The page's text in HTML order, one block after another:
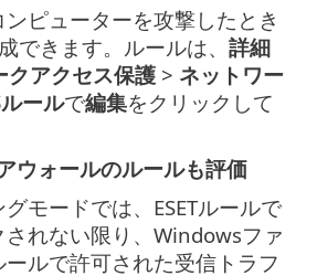
ピューターを攻撃したとき
できます。ルールは、 詳細
クアクセス保護 > ネットワー
ールで編集をクリックして
ウォールのルールも評価
モードでは、ESETルールで
れない限り、Windowsファ
ルで許可された受信トラフ